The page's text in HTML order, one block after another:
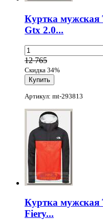
Куртка мужская
Gtx 2.0...
12 765
Скидка 34%
Артикул: mt-293813
Куртка мужская
Fiery...